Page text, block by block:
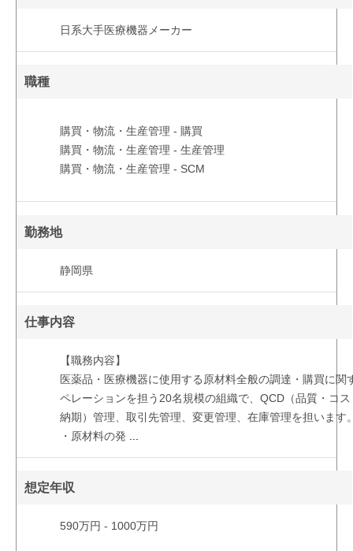
日系大手医療機器メーカー
職種
購買・物流・生産管理 - 購買
購買・物流・生産管理 - 生産管理
購買・物流・生産管理 - SCM
勤務地
静岡県
仕事内容
【職務内容】
医薬品・医療機器に使用する原材料全般の調達・購買に関
ペレーションを担う20名規模の組織で、QCD（品質・コス
納期）管理、取引先管理、変更管理、在庫管理を担います
・原材料の発
想定年収
590万円 - 1000万円